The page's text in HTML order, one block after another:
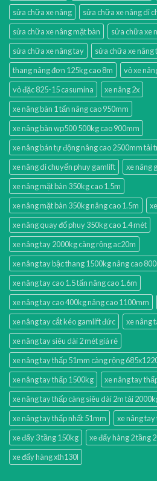
sửa chữa xe nâng
sửa chữa xe nâng di
sửa chữa xe nâng mặt bàn
sửa chữa xe
sửa chữa xe nâng tay
sửa chữa xe nâng
thang nâng đơn 125kg cao 8m
vỏ xe
vỏ đặc 825-15 casumina
xe nâng 2x
xe nâng bàn 1 tấn nâng cao 950mm
xe nâng bàn wp500 500kg cao 900mm
xe nâng bán tự động nâng cao 2500mm tải
xe nâng di chuyển phuy gamlift
xe nâng
xe nâng mặt bàn 350kg cao 1.5m
xe nâng mặt bàn 350kg nâng cao 1.5m
xe nâng quay đổ phuy 350kg cao 1.4 mét
xe nâng tay 2000kg càng rộng ac20m
xe nâng tay bậc thang 1500kg nâng cao
xe nâng tay cao 1.5 tấn nâng cao 1.6m
xe nâng tay cao 400kg nâng cao 1100mm
xe nâng tay cắt kéo gamlift đức
xe nâng
xe nâng tay siêu dài 2 mét giá rẻ
xe nâng tay thấp 51mm càng rộng
xe nâng tay thấp 1500kg
xe nâng tay
xe nâng tay thấp càng siêu dài 2m tải
xe nâng tay thấp nhất 51mm
xe nâng
xe đẩy 3 tầng 150kg
xe đẩy hàng 2 tầng
xe đẩy hàng xth130l